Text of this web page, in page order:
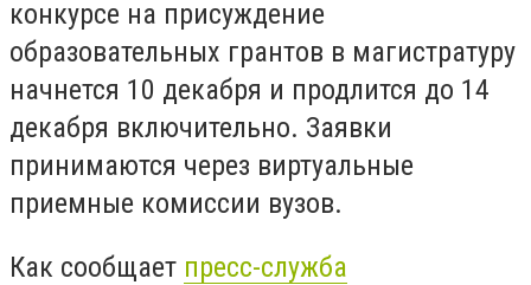
конкурсе на присуждение
образовательных грантов в магистратуру
начнется 10 декабря и продлится до 14
декабря включительно. Заявки
принимаются через виртуальные
приемные комиссии вузов.
Как сообщает пресс-служба